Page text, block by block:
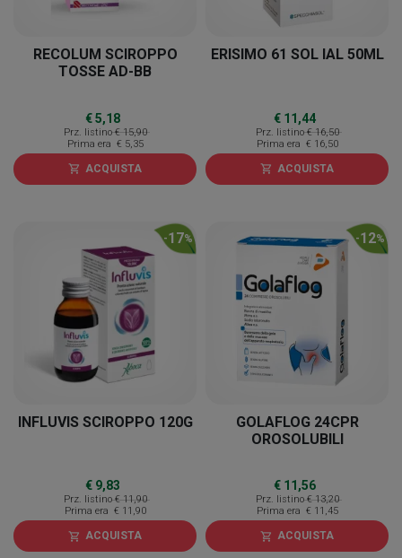
RECOLUM SCIROPPO
TOSSE AD-BB
€ 5,18
Prz. listino € 15,90
Prima era € 5,35
shopping_cart ACQUISTA
ERISIMO 61 SOL IAL 50ML
€ 11,44
Prz. listino € 16,50
Prima era € 16,50
shopping_cart ACQUISTA
-17%
INFLUVIS SCIROPPO 120G
€ 9,83
Prz. listino € 11,90
Prima era € 11,90
shopping_cart ACQUISTA
-12%
GOLAFLOG 24CPR
OROSOLUBILI
€ 11,56
Prz. listino € 13,20
Prima era € 11,45
shopping_cart ACQUISTA